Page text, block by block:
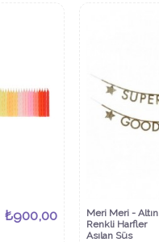
₺900,00
Meri Meri - Altın
Renkli Harfler
Asılan Süs